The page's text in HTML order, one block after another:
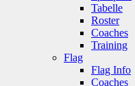
Tabelle
Roster
Coaches
Training
Flag
Flag Info
Coaches